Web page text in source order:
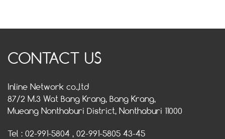
CONTACT US
Inline Network co.,ltd
87/2 M.3 Wat Bang Krang, Bang Krang,
Mueang Nonthaburi District, Nonthaburi 11000
Tel : 02-991-5804 , 02-991-5805 43-45